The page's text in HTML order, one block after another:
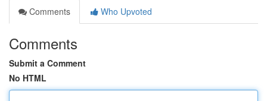
Comments
Who Upvoted
Comments
Submit a Comment
No HTML